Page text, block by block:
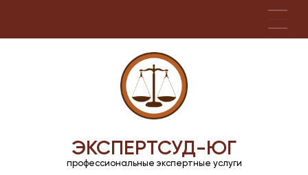
ЭКСПЕРТСУД-ЮГ
профессиональные экспертные услуги